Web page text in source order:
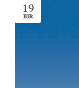
19
BIR